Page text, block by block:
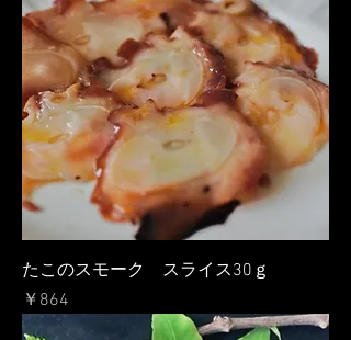
たこのスモーク スライス30ｇ
価格
￥864